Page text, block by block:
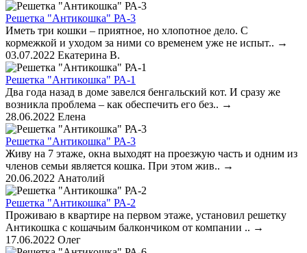
Решетка "Антикошка" РА-3
Иметь три кошки – приятное, но хлопотное дело. С
кормежкой и уходом за ними со временем уже не испыт.. →
03.07.2022 Екатерина В.
Решетка "Антикошка" РА-1
Два года назад в доме завелся бенгальский кот. И сразу же
возникла проблема – как обеспечить его без.. →
28.06.2022 Елена
Решетка "Антикошка" РА-3
Живу на 7 этаже, окна выходят на проезжую часть и одним из
членов семьи является кошка. При этом жив.. →
20.06.2022 Анатолий
Решетка "Антикошка" РА-2
Проживаю в квартире на первом этаже, установил решетку
Антикошка с кошачьим балкончиком от компании .. →
17.06.2022 Олег